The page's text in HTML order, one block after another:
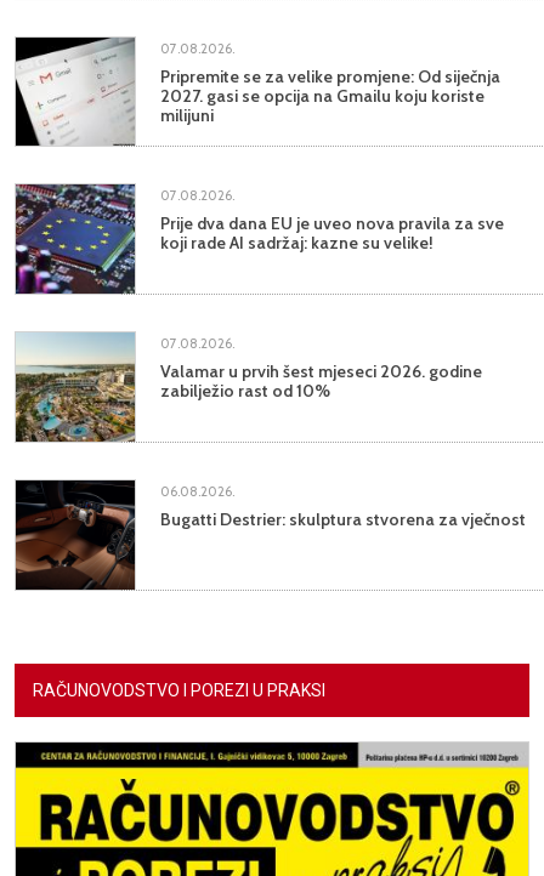
07.08.2026.
Pripremite se za velike promjene: Od siječnja
2027. gasi se opcija na Gmailu koju koriste
milijuni
07.08.2026.
Prije dva dana EU je uveo nova pravila za sve
koji rade AI sadržaj: kazne su velike!
07.08.2026.
Valamar u prvih šest mjeseci 2026. godine
zabilježio rast od 10%
06.08.2026.
Bugatti Destrier: skulptura stvorena za vječnost
RAČUNOVODSTVO I POREZI U PRAKSI